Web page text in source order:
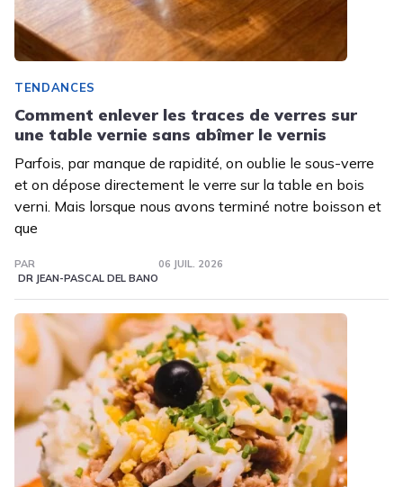
TENDANCES
Comment enlever les traces de verres sur
une table vernie sans abîmer le vernis
Parfois, par manque de rapidité, on oublie le sous-verre
et on dépose directement le verre sur la table en bois
verni. Mais lorsque nous avons terminé notre boisson et
que
PAR
DR JEAN-PASCAL DEL BANO
06 JUIL. 2026